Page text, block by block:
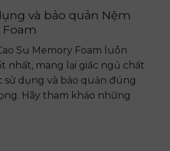
và bảo quản Nệm
Foam
Su Memory Foam luôn
mang lại giấc ngủ chất
sử dụng và bảo quản đúng
Hãy tham khảo những